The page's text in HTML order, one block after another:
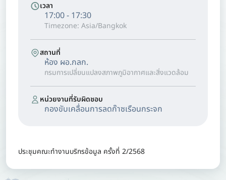
เวลา
17:00 - 17:30
Timezone: Asia/Bangkok
สถานที่
ห้อง ผอ.กลก.
กรมการเปลี่ยนแปลงสภาพภูมิอากาศและสิ่งแวดล้อม
หน่วยงานที่รับผิดชอบ
กองขับเคลื่อนการลดก๊าซเรือนกระจก
ประชุมคณะทำงานบริกรข้อมูล ครั้งที่ 2/2568